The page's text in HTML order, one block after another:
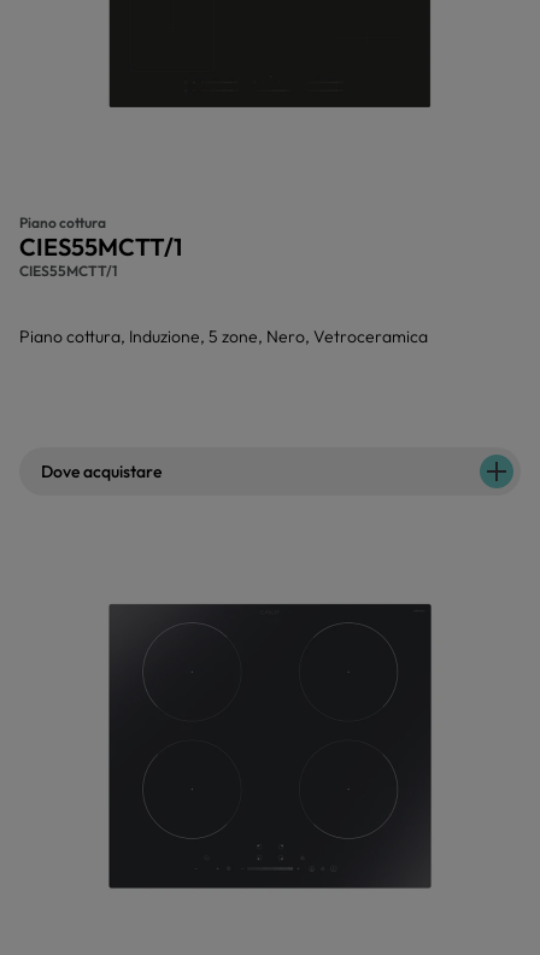
Piano cottura
CIES55MCTT/1
CIES55MCTT/1
Piano cottura, Induzione, 5 zone, Nero, Vetroceramica
Dove acquistare